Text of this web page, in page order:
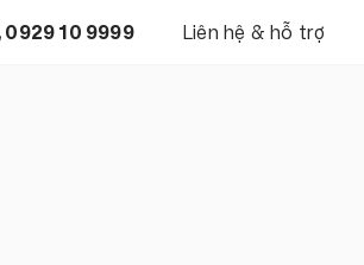
0929 10 9999 Liên hệ & hỗ trợ